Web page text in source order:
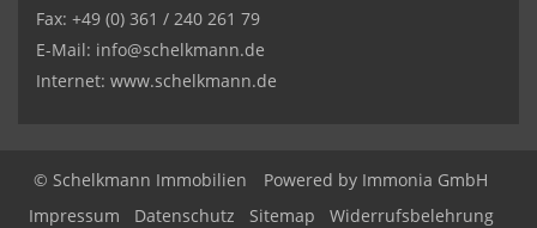
Fax: +49 (0) 361 / 240 261 79
E-Mail: info@schelkmann.de
Internet: www.schelkmann.de
© Schelkmann Immobilien Powered by Immonia GmbH
Impressum
Datenschutz Sitemap Widerrufsbelehrung